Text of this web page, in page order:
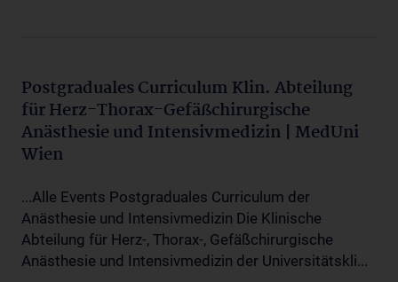
Postgraduales Curriculum Klin. Abteilung
für Herz-Thorax-Gefäßchirurgische
Anästhesie und Intensivmedizin | MedUni
Wien
...Alle Events Postgraduales Curriculum der
Anästhesie und Intensivmedizin Die Klinische
Abteilung für Herz-, Thorax-, Gefäßchirurgische
Anästhesie und Intensivmedizin der Universitätskli...